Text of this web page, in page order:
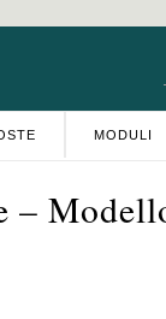
MODULI
–